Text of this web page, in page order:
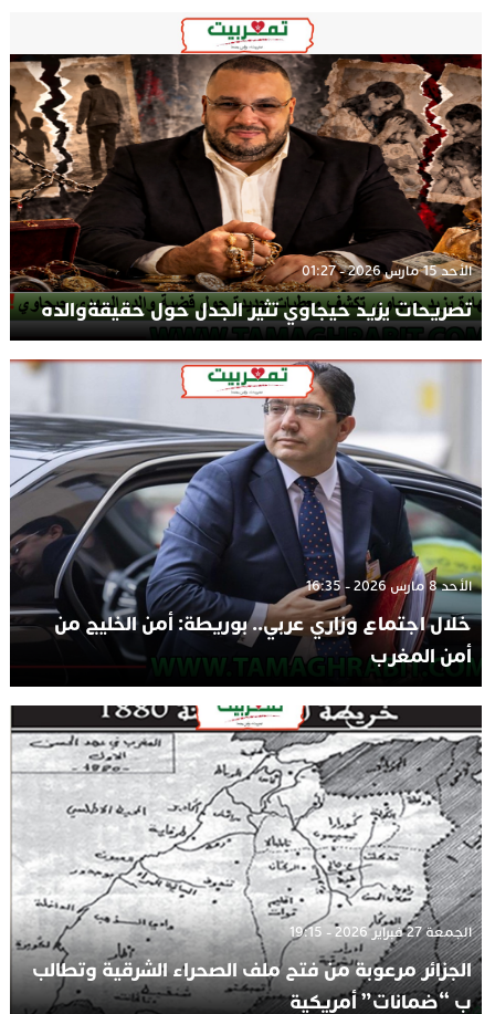
الأحد 15 مارس 2026 - 01:27
تصريحات يزيد حيجاوي تثير الجدل حول حقيقةوالده
الأحد 8 مارس 2026 - 16:35
خلال اجتماع وزاري عربي.. بوريطة: أمن الخليج من
أمن المغرب
الجمعة 27 فبراير 2026 - 19:15
الجزائر مرعوبة من فتح ملف الصحراء الشرقية وتطالب
ب “ضمانات” أمريكية